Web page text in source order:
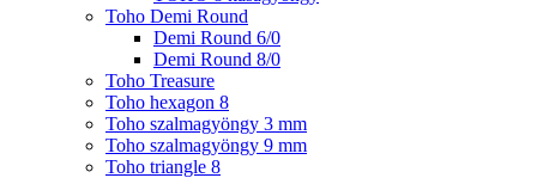
Toho Demi Round
Demi Round 6/0
Demi Round 8/0
Toho Treasure
Toho hexagon 8
Toho szalmagyöngy 3 mm
Toho szalmagyöngy 9 mm
Toho triangle 8